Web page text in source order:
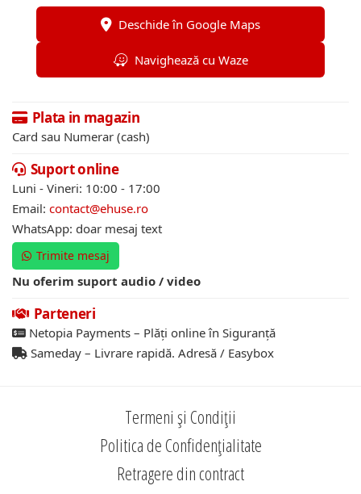
Deschide în Google Maps
Navighează cu Waze
Plata in magazin
Card sau Numerar (cash)
Suport online
Luni - Vineri: 10:00 - 17:00
Email: contact@ehuse.ro
WhatsApp: doar mesaj text
Trimite mesaj
Nu oferim suport audio / video
Parteneri
Netopia Payments – Plăți online în Siguranță
Sameday – Livrare rapidă. Adresă / Easybox
Termeni și Condiții
Politica de Confidențialitate
Retragere din contract